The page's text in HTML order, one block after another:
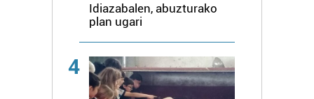
Idiazabalen, abuzturako
plan ugari
4